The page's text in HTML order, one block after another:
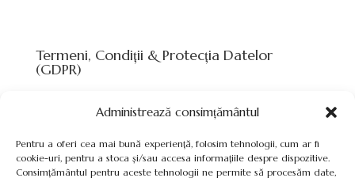
Administrează consimțământul
Pentru a oferi cea mai bună experiență, folosim tehnologii, cum ar fi
cookie-uri, pentru a stoca și/sau accesa informațiile despre dispozitive.
Consimțământul pentru aceste tehnologii ne permite să procesăm date,
Termeni, Condiții & Protecția Datelor
(GDPR)